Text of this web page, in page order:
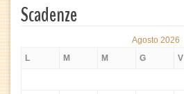
Scadenze
Agosto 2026
L
M M G V